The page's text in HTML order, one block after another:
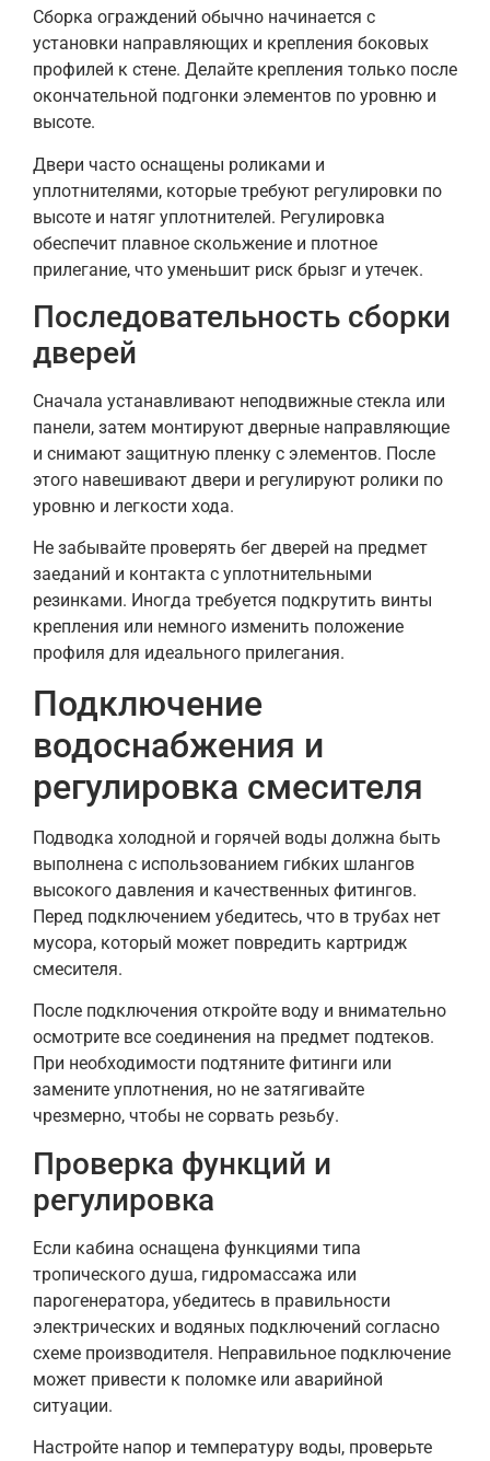
Сборка ограждений обычно начинается с
установки направляющих и крепления боковых
профилей к стене. Делайте крепления только после
окончательной подгонки элементов по уровню и
высоте.
Двери часто оснащены роликами и
уплотнителями, которые требуют регулировки по
высоте и натяг уплотнителей. Регулировка
обеспечит плавное скольжение и плотное
прилегание, что уменьшит риск брызг и утечек.
Последовательность сборки
дверей
Сначала устанавливают неподвижные стекла или
панели, затем монтируют дверные направляющие
и снимают защитную пленку с элементов. После
этого навешивают двери и регулируют ролики по
уровню и легкости хода.
Не забывайте проверять бег дверей на предмет
заеданий и контакта с уплотнительными
резинками. Иногда требуется подкрутить винты
крепления или немного изменить положение
профиля для идеального прилегания.
Подключение
водоснабжения и
регулировка смесителя
Подводка холодной и горячей воды должна быть
выполнена с использованием гибких шлангов
высокого давления и качественных фитингов.
Перед подключением убедитесь, что в трубах нет
мусора, который может повредить картридж
смесителя.
После подключения откройте воду и внимательно
осмотрите все соединения на предмет подтеков.
При необходимости подтяните фитинги или
замените уплотнения, но не затягивайте
чрезмерно, чтобы не сорвать резьбу.
Проверка функций и
регулировка
Если кабина оснащена функциями типа
тропического душа, гидромассажа или
парогенератора, убедитесь в правильности
электрических и водяных подключений согласно
схеме производителя. Неправильное подключение
может привести к поломке или аварийной
ситуации.
Настройте напор и температуру воды, проверьте